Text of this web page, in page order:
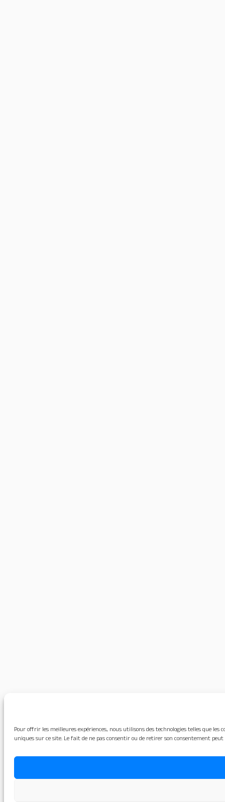
Pour offrir les meilleures expériences, nous utilisons des technologies telles que
uniques sur ce site. Le fait de ne pas consentir ou de retirer son consentement